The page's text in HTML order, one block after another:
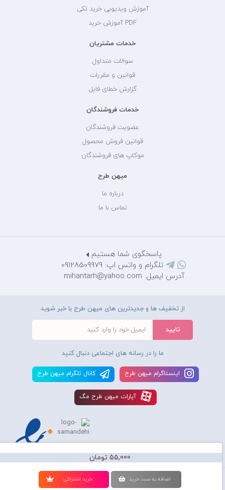
55,000 تومان
اضافه به سبد خريد خريد اشتراکی
آموزش ویدیویی خرید تکی
PDF آموزش خرید
خدمات مشتریان
سوالات متداول
قوانین و مقررات
گزارش خطای فایل
خدمات فروشندگان
عضویت فروشندگان
قوانین فروش محصول
موکاپ های فروشندگان
میهن طرح
درباره ما
تماس با ما
پاسخگوی شما هستیم
تلگرام و واتس اپ: 09128509979
آدرس ایمیل: mihantarh@yahoo.com
از تخفیف ها و جدیدترین های میهن طرح با خبر شوید
ما را در رسانه های اجتماعی دنبال کنید
اينستاگرام ميهن طرح کانال تلگرام ميهن طرح
آپارات ميهن طرح مگ
استفاده از محصولات سايت میهن طرح برای مقاصد تجاری ممنوع و موجب پیگرد
قانونی میباشد و کليه حقوق اين سايت متعلق به شرکت دانش بنیان میهن طرح